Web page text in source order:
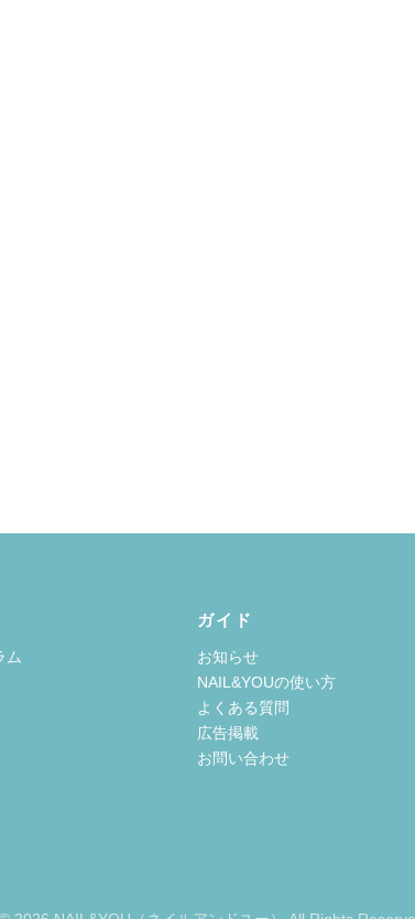
ム
ガイド
お知らせ
NAIL&YOUの使い方
よくある質問
広告掲載
お問い合わせ